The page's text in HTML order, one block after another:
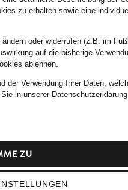
zu erhalten sowie eine
oder widerrufen (z.B. im
auf die bisherige
ablehnen.
der Verwendung Ihrer Daten,
in unserer Datenschutzerklärung
ZU